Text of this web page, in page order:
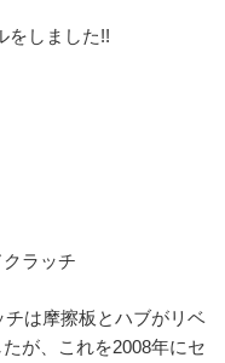
をしました!!
ラッチ
は摩擦板とハブがリベ
が、これを2008年にセ